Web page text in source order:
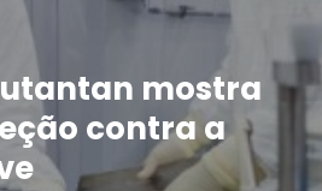
mostra
contra a